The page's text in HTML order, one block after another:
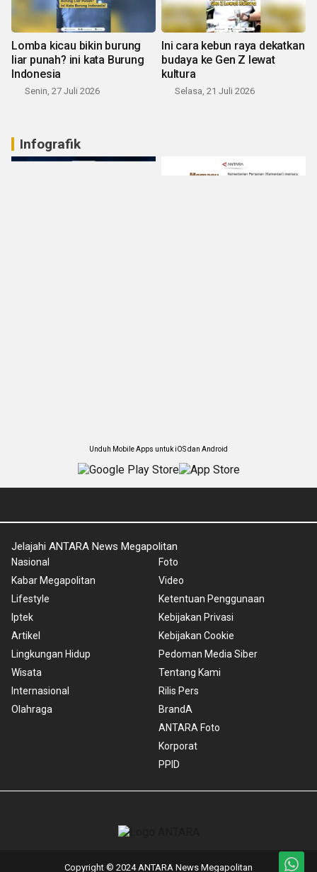
Lomba kicau bikin burung
liar punah? ini kata Burung
Indonesia
Senin, 27 Juli 2026
Ini cara kebun raya dekatkan
budaya ke Gen Z lewat
kultura
Selasa, 21 Juli 2026
Infografik
Unduh Mobile Apps untuk iOS dan Android
Jelajahi ANTARA News Megapolitan
Nasional
Kabar Megapolitan
Lifestyle
Iptek
Artikel
Lingkungan Hidup
Wisata
Internasional
Olahraga
Foto
Video
Ketentuan Penggunaan
Kebijakan Privasi
Kebijakan Cookie
Pedoman Media Siber
Tentang Kami
Rilis Pers
BrandA
ANTARA Foto
Korporat
PPID
Copyright © 2024 ANTARA News Megapolitan